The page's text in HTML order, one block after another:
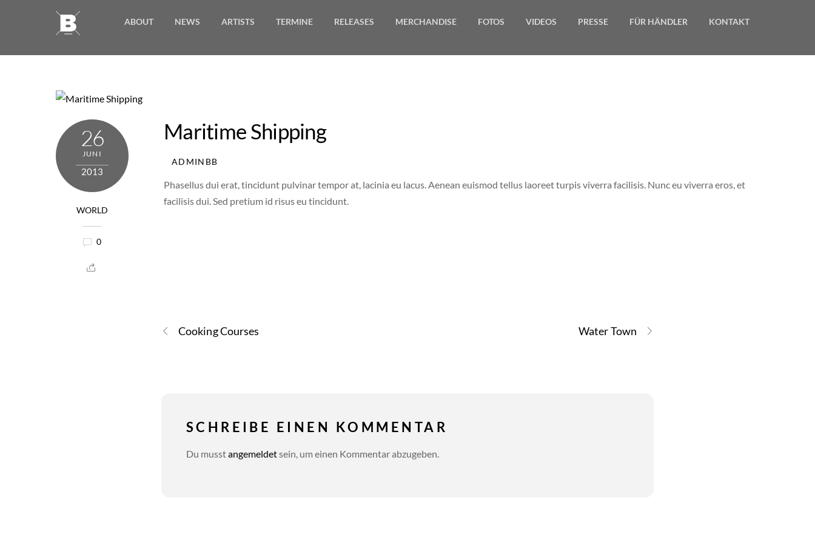
ABOUT NEWS ARTISTS TERMINE RELEASES MERCHANDISE FOTOS VIDEOS PRESSE FÜR HÄNDLER KONTAKT
26
JUNI
2013
WORLD
0
Maritime Shipping
ADMINBB
Phasellus dui erat, tincidunt pulvinar tempor at, lacinia eu lacus. Aenean euismod tellus laoreet turpis viverra facilisis. Nunc eu viverra eros, et
facilisis dui. Sed pretium id risus eu tincidunt.
Cooking Courses Water Town
SCHREIBE EINEN KOMMENTAR
Du musstangemeldetsein, um einen Kommentar abzugeben.